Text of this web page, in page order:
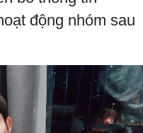
động nhóm sau